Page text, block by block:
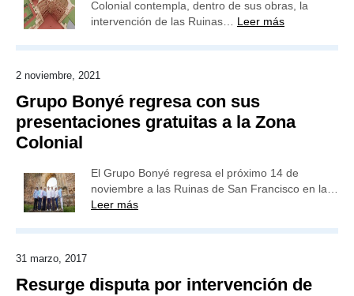
Colonial contempla, dentro de sus obras, la
intervención de las Ruinas… Leer más
2 noviembre, 2021
Grupo Bonyé regresa con sus
presentaciones gratuitas a la Zona
Colonial
El Grupo Bonyé regresa el próximo 14 de
noviembre a las Ruinas de San Francisco en la…
Leer más
31 marzo, 2017
Resurge disputa por intervención de